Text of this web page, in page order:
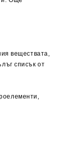
веществата,
списък от